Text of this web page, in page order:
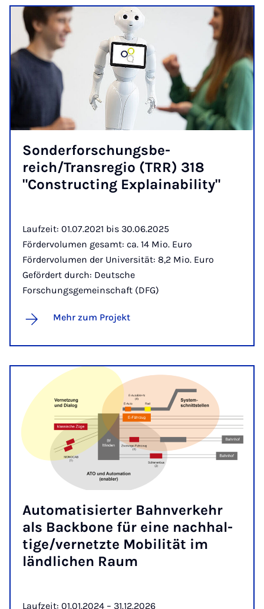
Son­der­for­schungs­be­
reich/Trans­re­gio (TRR) 318
"Con­struc­ting Ex­plaina­bi­li­ty"
Laufzeit: 01.07.2021 bis 30.06.2025
Fördervolumen gesamt: ca. 14 Mio. Euro
Fördervolumen der Universität: 8,2 Mio. Euro
Gefördert durch: Deutsche
Forschungsgemeinschaft (DFG)
Mehr zum Projekt
Au­to­ma­ti­sier­ter Bahn­ver­kehr
als Back­bone für ei­ne nach­hal­
ti­ge/ver­netz­te Mo­bi­li­tät im
länd­li­chen Raum
Laufzeit: 01.01.2024 – 31.12.2026